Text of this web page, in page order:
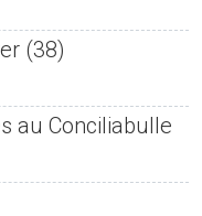
(38)
au Conciliabulle